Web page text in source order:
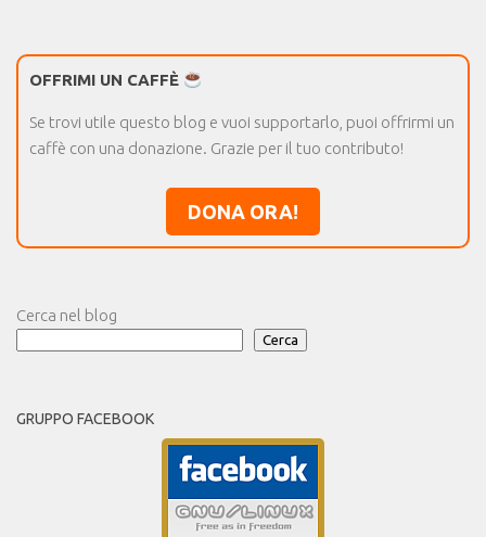
OFFRIMI UN CAFFÈ
Se trovi utile questo blog e vuoi supportarlo, puoi offrirmi un
caffè con una donazione. Grazie per il tuo contributo!
DONA ORA!
Cerca nel blog
Cerca
GRUPPO FACEBOOK